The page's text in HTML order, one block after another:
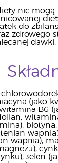
nie mogą
do
zdrowego
dawki.
(jako
B6
wapnia),
selen